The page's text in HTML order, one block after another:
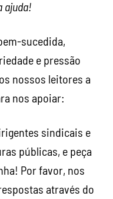
ajuda!
sucedida,
e pressão
nossos leitores a
nos apoiar:
sindicais e
públicas, e peça
Por favor, nos
através do